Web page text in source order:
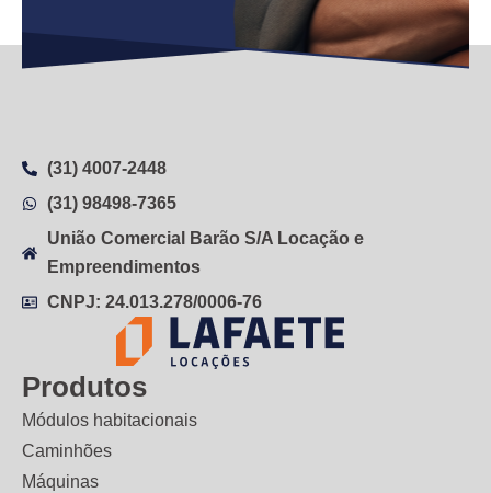
(31) 4007-2448
(31) 98498-7365
União Comercial Barão S/A Locação e
Empreendimentos
CNPJ: 24.013.278/0006-76
Produtos
Módulos habitacionais
Caminhões
Máquinas